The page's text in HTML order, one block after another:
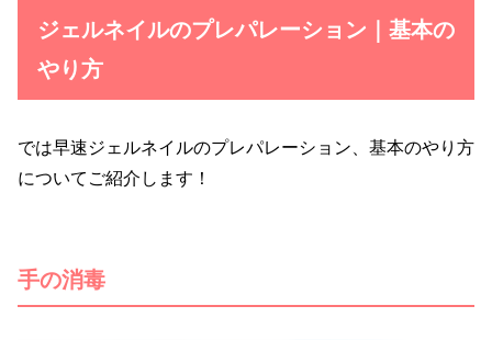
ジェルネイルのプレパレーション｜基本の
やり方
では早速ジェルネイルのプレパレーション、基本のやり方
についてご紹介します！
手の消毒